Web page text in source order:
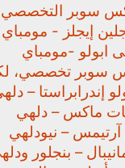
سوبر التخصصي
إيجلز - مومباي
ابولو -مومباي
سوبر تخصصي،
إندرابراستا –
ماكس – دلهي
– نيودلهي
– بنجلور